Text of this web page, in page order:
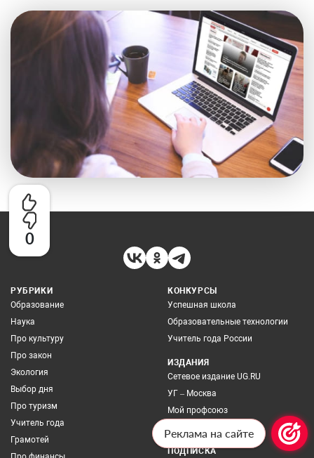
0
РУБРИКИ
Образование
Наука
Про культуру
Про закон
Экология
Выбор дня
Про туризм
Учитель года
Грамотей
КОНКУРСЫ
Успешная школа
Образовательные технологии
Учитель года России
ИЗДАНИЯ
Сетевое издание UG.RU
УГ – Москва
Мой профсоюз
ПОДПИСКА
Реклама на сайте